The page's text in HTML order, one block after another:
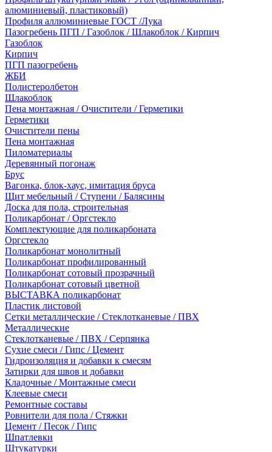
алюминиевый, пластиковый)
Профиля аллюминиевые ГОСТ /Лука
Пазогребень ПГП / Газоблок / Шлакоблок / Кирпич
Газоблок
Кирпич
ПГП пазогребень
ЖБИ
Полистеролбетон
Шлакоблок
Пена монтажная / Очистители / Герметики
Герметики
Очистители пены
Пена монтажная
Пиломатериалы
Деревянный погонаж
Брус
Вагонка, блок-хаус, имитация бруса
Щит мебельный / Ступени / Балясины
Доска для пола, строительная
Поликарбонат / Оргстекло
Комплектующие для поликарбоната
Оргстекло
Поликарбонат монолитный
Поликарбонат профилированный
Поликарбонат сотовый прозрачный
Поликарбонат сотовый цветной
ВЫСТАВКА поликарбонат
Пластик листовой
Сетки металлические / Стеклотканевые / ПВХ
Металлические
Стеклотканевые / ПВХ / Серпянка
Сухие смеси / Гипс / Цемент
Гидроизоляция и добавки к смесям
Затирки для швов и добавки
Кладочные / Монтажные смеси
Клеевые смеси
Ремонтные составы
Ровнители для пола / Стяжки
Цемент / Песок / Гипс
Шпатлевки
Штукатурки